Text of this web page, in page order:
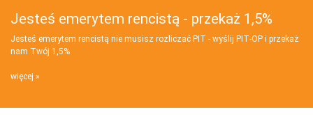
Jesteś emerytem rencistą - przekaż 1,5%
Jesteś emerytem rencistą nie musisz rozliczać PIT - wyślij PIT‑OP i przekaż
nam Twój 1,5%
więcej